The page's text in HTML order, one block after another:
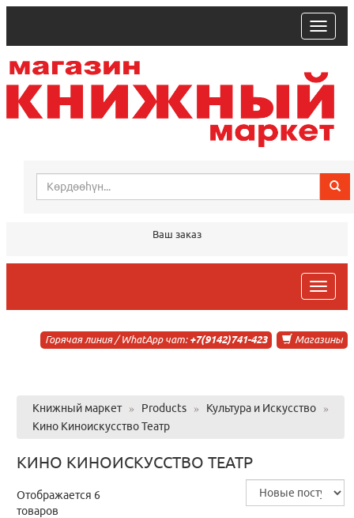
trk
Ваш заказ
trk
Магазины
Горячая линия / WhatApp чат: +7(9142)741-423
Книжный маркет » Products » Культура и Искусство
»
Кино Киноискусство Театр
КИНО КИНОИСКУССТВО ТЕАТР
Отображается 6
товаров